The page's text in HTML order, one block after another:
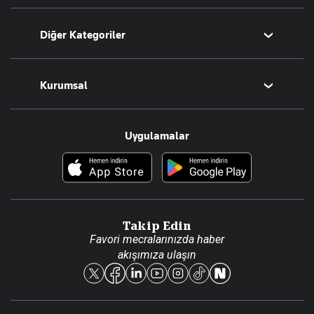
Tüm Yazarlar
Diğer Kategoriler
Teknoloji
Foto Haber
Kurumsal
Künye
Reklam Ver
Uygulamalar
Takip Edin
Favori mecralarınızda haber
akışımıza ulaşın